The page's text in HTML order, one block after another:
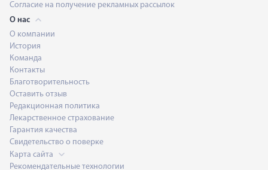
Согласие на получение рекламных рассылок
О нас
О компании
История
Команда
Контакты
Благотворительность
Оставить отзыв
Редакционная политика
Лекарственное страхование
Гарантия качества
Свидетельство о поверке
Карта сайта
Рекомендательные технологии